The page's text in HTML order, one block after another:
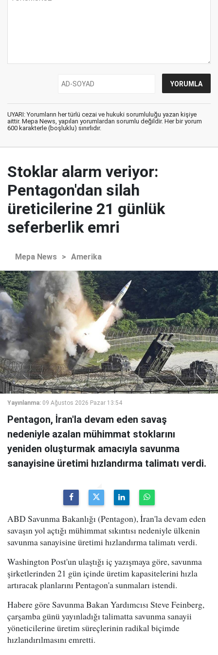
UYARI: Yorumların her türlü cezai ve hukuki sorumluluğu yazan kişiye
aittir. Mepa News, yapılan yorumlardan sorumlu değildir. Her bir yorum
600 karakterle (boşluklu) sınırlıdır.
Stoklar alarm veriyor:
Pentagon'dan silah
üreticilerine 21 günlük
seferberlik emri
Mepa News > Amerika
Yayınlanma: 09 Ağustos 2026 Pazar 13:54
Pentagon, İran'la devam eden savaş
nedeniyle azalan mühimmat stoklarını
yeniden oluşturmak amacıyla savunma
sanayisine üretimi hızlandırma talimatı verdi.
ABD Savunma Bakanlığı (Pentagon), İran'la devam eden
savaşın yol açtığı mühimmat sıkıntısı nedeniyle ülkenin
savunma sanayisine üretimi hızlandırma talimatı verdi.
Washington Post'un ulaştığı iç yazışmaya göre, savunma
şirketlerinden 21 gün içinde üretim kapasitelerini hızla
artıracak planlarını Pentagon'a sunmaları istendi.
Habere göre Savunma Bakan Yardımcısı Steve Feinberg,
çarşamba günü yayınladığı talimatta savunma sanayii
yöneticilerine üretim süreçlerinin radikal biçimde
hızlandırılmasını emretti.